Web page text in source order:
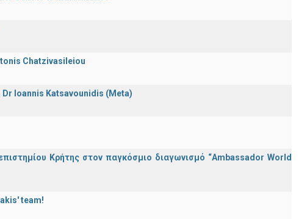
Chatzivasileiou
Ioannis Katsavounidis (Meta)
Κρήτης στον παγκόσμιο διαγωνισμό “Ambassador World
team!